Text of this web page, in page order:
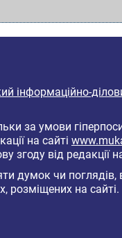
інформаційно-
за умови
на сайті
згоду від редакції
думок чи поглядів,
розміщених на сайті.